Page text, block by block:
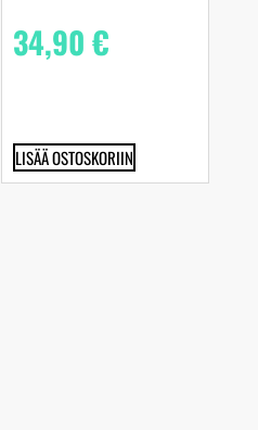
34,90€
LISÄÄ OSTOSKORIIN